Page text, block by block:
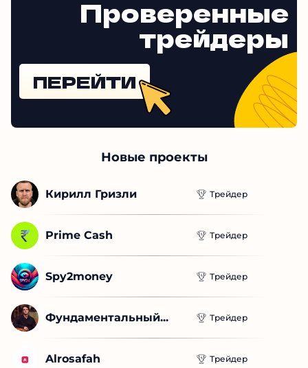
Проверенные
трейдеры
ПЕРЕЙТИ
Новые проекты
Кирилл Гризли Трейдер
Prime Cash Трейдер
Spy2money Трейдер
Фундаментальный... Трейдер
Alrosafah Трейдер